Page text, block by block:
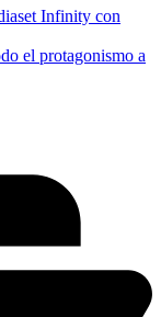
Infinity con
el protagonismo a